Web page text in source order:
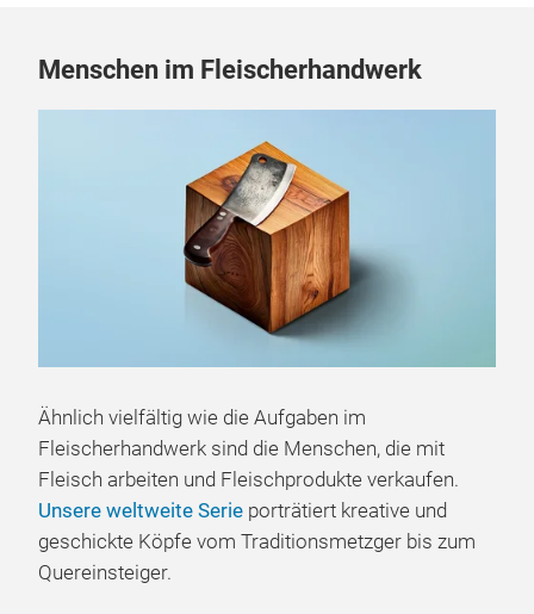
Menschen im Fleischerhandwerk
Ähnlich vielfältig wie die Aufgaben im
Fleischerhandwerk sind die Menschen, die mit
Fleisch arbeiten und Fleischprodukte verkaufen.
Unsere weltweite Serie porträtiert kreative und
geschickte Köpfe vom Traditionsmetzger bis zum
Quereinsteiger.